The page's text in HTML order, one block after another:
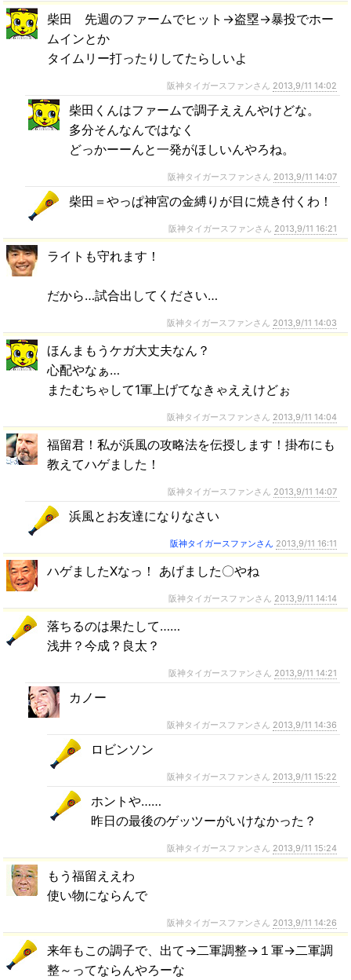
柴田 先週のファームでヒット→盗塁→暴投でホー
ムインとか
タイムリー打ったりしてたらしいよ
阪神タイガースファンさん 2013,9/11 14:02
柴田くんはファームで調子ええんやけどな。
多分そんなんではなく
どっかーーんと一発がほしいんやろね。
阪神タイガースファンさん 2013,9/11 14:07
柴田＝やっぱ神宮の金縛りが目に焼き付くわ！
阪神タイガースファンさん 2013,9/11 16:21
ライトも守れます！
だから…試合出してください…
阪神タイガースファンさん 2013,9/11 14:03
ほんまもうケガ大丈夫なん？
心配やなぁ…
またむちゃして1軍上げてなきゃええけどぉ
阪神タイガースファンさん 2013,9/11 14:04
福留君！私が浜風の攻略法を伝授します！掛布にも
教えてハゲました！
阪神タイガースファンさん 2013,9/11 14:07
浜風とお友達になりなさい
阪神タイガースファンさん 2013,9/11 16:11
ハゲましたΧなっ！ あげました〇やね
阪神タイガースファンさん 2013,9/11 14:14
落ちるのは果たして……
浅井？今成？良太？
阪神タイガースファンさん 2013,9/11 14:21
カノー
阪神タイガースファンさん 2013,9/11 14:36
ロビンソン
阪神タイガースファンさん 2013,9/11 15:22
ホントや……
昨日の最後のゲッツーがいけなかった？
阪神タイガースファンさん 2013,9/11 15:24
もう福留ええわ
使い物にならんで
阪神タイガースファンさん 2013,9/11 14:26
来年もこの調子で、出て→二軍調整→１軍→二軍調
整～ってならんやろーな